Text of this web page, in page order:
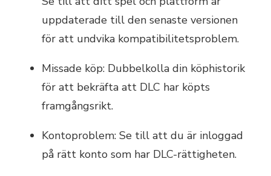
uppdaterade till den senaste versionen
för att undvika kompatibilitetsproblem.
Missade köp: Dubbelkolla din köphistorik
för att bekräfta att DLC har köpts
framgångsrikt.
Kontoproblem: Se till att du är inloggad
på rätt konto som har DLC-rättigheten.